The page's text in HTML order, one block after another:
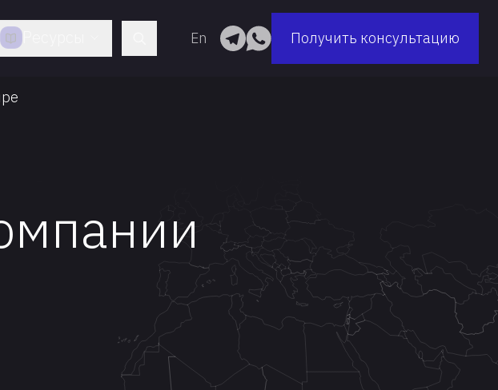
Ресурсы En Получить консультацию